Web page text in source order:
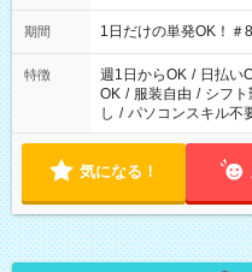
▼18:00～21:00
期間 1日だけの単発OK！
特徴 週1日からOK / 日払い
OK / 服装自由 / シフト
し / パソコンスキル不
気になる！